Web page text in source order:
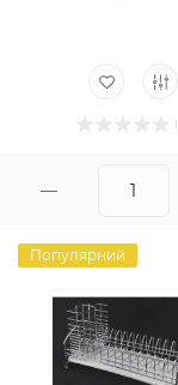
Популярний